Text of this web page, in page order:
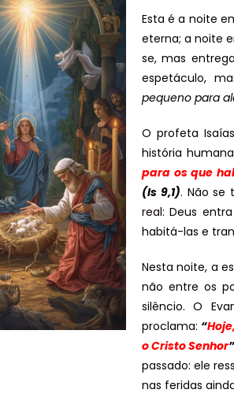
Esta é a noite
eterna; a noite
se, mas
espetáculo,
pequeno para
O profeta
história
para os que
(Is 9,1). Não se
real: Deus
habitá-las e
Nesta noite, a
não entre os
silêncio. O
proclama: “
o Cristo Senhor
passado: ele
nas feridas